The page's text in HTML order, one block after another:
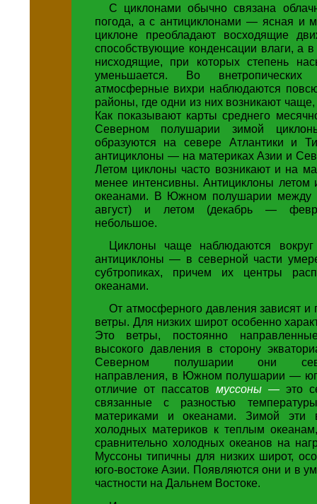
С циклонами обычно связана
погода, а с антициклонами — ясная и
циклоне преобладают восходящие
способствующие конденсации влаги, а
нисходящие, при которых степень
уменьшается. Во
атмосферные вихри наблюдаются
районы, где одни из них возникают
Как показывают карты среднего
Северном полушарии зимой
образуются на севере Атлантики и
антициклоны — на материках Азии и
Летом циклоны часто возникают и на
менее интенсивны. Антициклоны летом
океанами. В Южном полушарии
август) и летом (декабрь —
небольшое.
Циклоны чаще наблюдаются
антициклоны — в северной части
субтропиках, причем их центры
океанами.
От атмосферного давления зависят
ветры. Для низких широт особенно
Это ветры, постоянно
высокого давления в сторону
Северном полушарии они
направления, в Южном полушарии —
отличие от пассатов муссоны —это
связанные с разностью
материками и океанами. Зимой эти
холодных материков к теплым
сравнительно холодных океанов на
Муссоны типичны для низких широт,
юго-востоке Азии. Появляются они и в
частности на Дальнем Востоке.